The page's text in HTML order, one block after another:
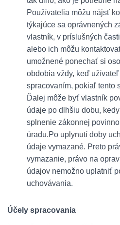
Používatelia môžu nájsť
týkajúce sa oprávnených
vlastník, v príslušných
alebo ich môžu
umožnené ponechať si
obdobia vždy, keď
spracovaním, pokiaľ tento
Ďalej môže byť vlastník
údaje po dlhšiu dobu,
splnenie zákonnej
úradu.Po uplynutí doby
údaje vymazané. Preto
vymazanie, právo na
údajov nemožno uplatniť
uchovávania.
Účely spracovania